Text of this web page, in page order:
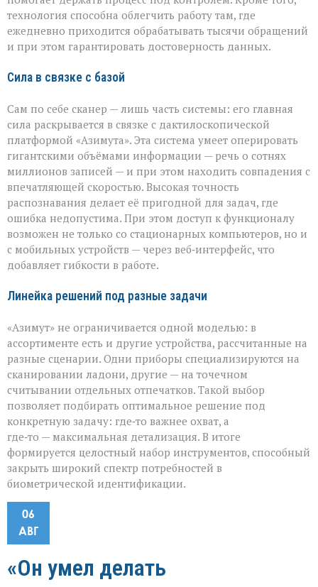
технология способна облегчить работу там, где
ежедневно приходится обрабатывать тысячи обращений
и при этом гарантировать достоверность данных.
Сила в связке с базой
Сам по себе сканер — лишь часть системы: его главная
сила раскрывается в связке с дактилоскопической
платформой «Азимута». Эта система умеет оперировать
гигантскими объёмами информации — речь о сотнях
миллионов записей — и при этом находить совпадения с
впечатляющей скоростью. Высокая точность
распознавания делает её пригодной для задач, где
ошибка недопустима. При этом доступ к функционалу
возможен не только со стационарных компьютеров, но и
с мобильных устройств — через веб‑интерфейс, что
добавляет гибкости в работе.
Линейка решений под разные задачи
«Азимут» не ограничивается одной моделью: в
ассортименте есть и другие устройства, рассчитанные на
разные сценарии. Одни приборы специализируются на
сканировании ладони, другие — на точечном
считывании отдельных отпечатков. Такой выбор
позволяет подбирать оптимальное решение под
конкретную задачу: где‑то важнее охват, а
где‑то — максимальная детализация. В итоге
формируется целостный набор инструментов, способный
закрыть широкий спектр потребностей в
биометрической идентификации.
06
АВГ
«Он умел делать